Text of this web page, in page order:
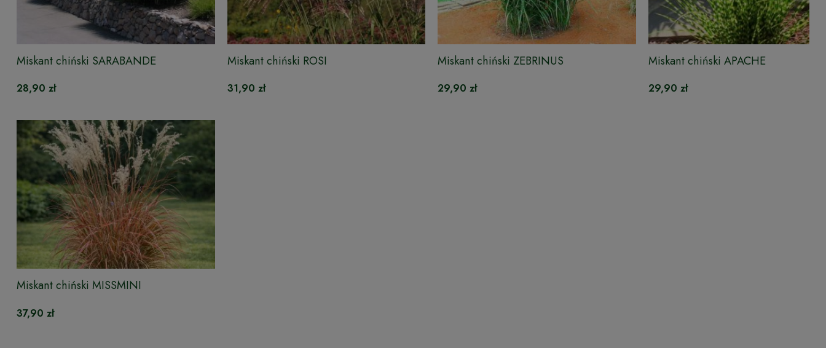
Miskant chiński SARABANDE
28,90 zł
Miskant chiński ROSI
31,90 zł
Miskant chiński ZEBRINUS
29,90 zł
Miskant chiński APACHE
29,90 zł
Miskant chiński MISSMINI
37,90 zł